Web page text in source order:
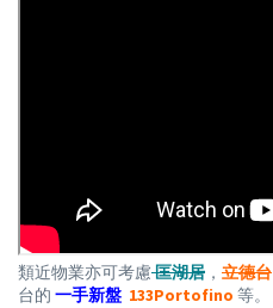
類近物業亦可考慮匡湖居 ， 立德台
台的 一手新盤 133Portofino 等。